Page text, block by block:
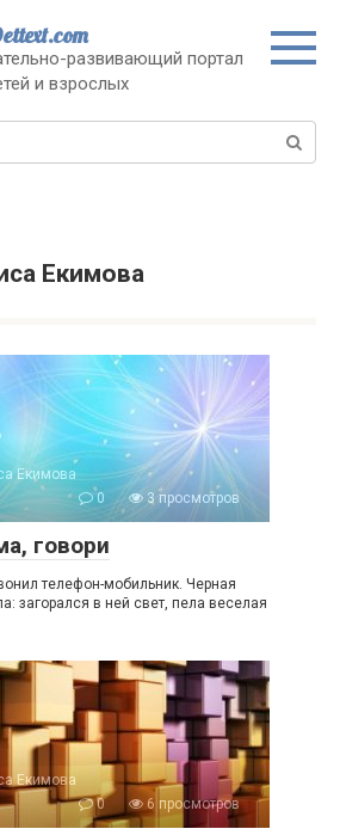
развивающий портал
и взрослых
Екимова
Екимова
0
3 просмотров
говори
телефон-мобильник. Черная
загорался в ней свет, пела веселая
Екимова
0
6 просмотров